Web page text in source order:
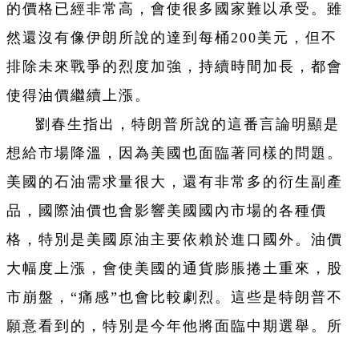
的價格已經非常高，會使很多國家難以承受。雖
然還沒有像伊朗所說的達到每桶200美元，但不
排除未來戰爭的烈度加強，持續時間加長，都會
使得油價繼續上漲。
劉春生指出，特朗普所說的這番言論明顯是
想給市場降溫，因為美國也面臨著同樣的問題。
美國的石油需求量很大，還有非常多的衍生副產
品，國際油價也會影響美國國內市場的各種價
格，特別是美國原油主要依賴於進口國外。油價
大幅度上漲，會使美國的通貨膨脹捲土重來，股
市崩盤，“痛感”也會比較劇烈。這些是特朗普不
願意看到的，特別是今年他將面臨中期選舉。所